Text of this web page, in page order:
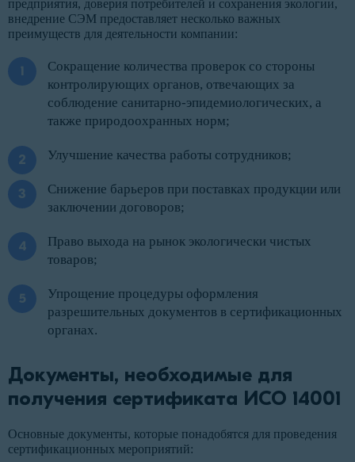
предприятия, доверия потребителей и сохранения экологии,
внедрение СЭМ предоставляет несколько важных
преимуществ для деятельности компании:
Сокращение количества проверок со стороны
контролирующих органов, отвечающих за
соблюдение санитарно-эпидемиологических, а
также природоохранных норм;
Улучшение качества работы сотрудников;
Снижение барьеров при поставках продукции или
заключении договоров;
Право выхода на рынок экологически чистых
товаров;
Упрощение процедуры оформления
разрешительных документов в сертификационных
органах.
Документы, необходимые для
получения сертификата ИСО 14001
Основные документы, которые понадобятся для проведения
сертификационных мероприятий: